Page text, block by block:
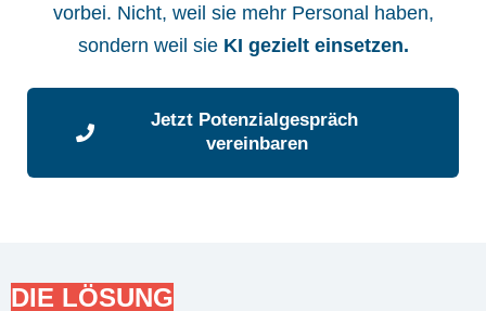
vorbei. Nicht, weil sie mehr Personal haben,
sondern weil sie KI gezielt einsetzen.
Jetzt Potenzialgespräch
vereinbaren
DIE LÖSUNG